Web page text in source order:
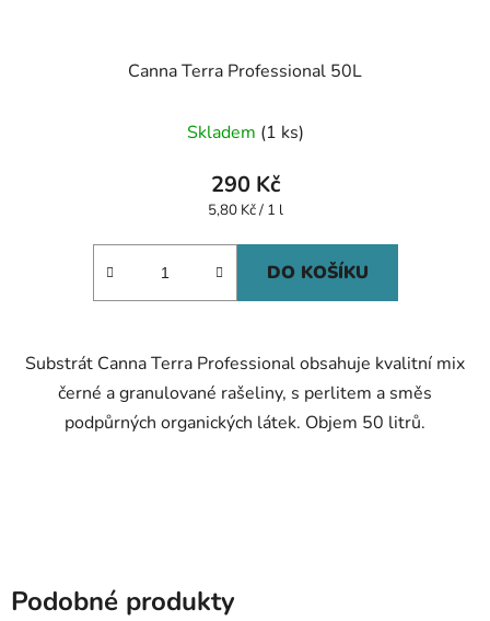
Canna Terra Professional 50L
Skladem (1 ks)
290 Kč
Měrná
5,80 Kč / 1 l
DO KOŠÍKU
Substrát Canna Terra Professional obsahuje kvalitní mix
černé a granulované rašeliny, s perlitem a směs
podpůrných organických látek. Objem 50 litrů.
Podobné produkty